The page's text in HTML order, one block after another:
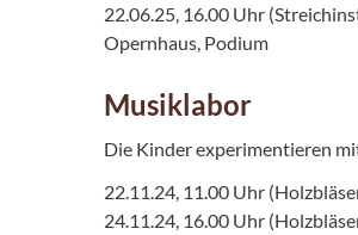
22.06.25, 16.00 Uhr
Opernhaus, Podium
Musiklabor
Die Kinder experimentieren
22.11.24, 11.00 Uhr
24.11.24, 16.00 Uhr